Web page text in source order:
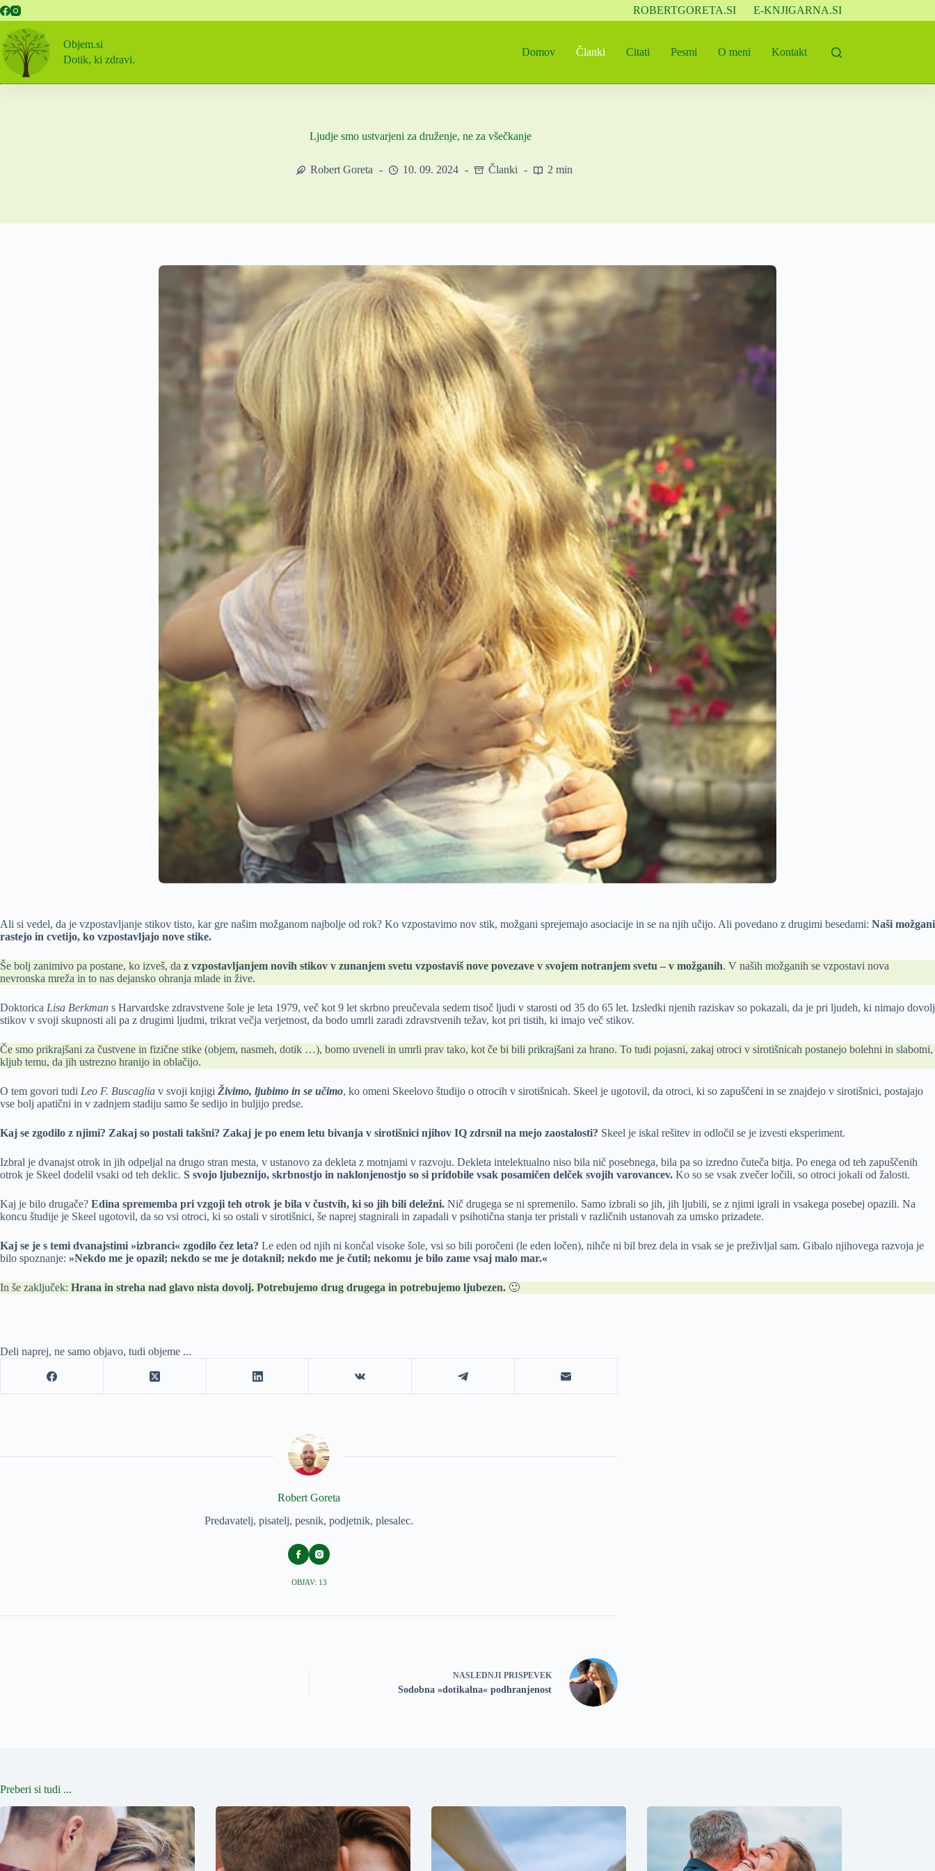
Skip
to
content
ROBERTGORETA.SI E-KNJIGARNA.SI
Objem.si
Dotik, ki zdravi.
Domov Članki Citati Pesmi O meni Kontakt
Ljudje smo ustvarjeni za druženje, ne za všečkanje
Robert Goreta 10. 09. 2024 Članki 2 min
Ali si vedel, da je vzpostavljanje stikov tisto, kar gre našim možganom najbolje od rok? Ko vzpostavimo nov stik, možgani sprejemajo asociacije in se na njih učijo. Ali povedano z drugimi besedami: Naši možgani
rastejo in cvetijo, ko vzpostavljajo nove stike.
Še bolj zanimivo pa postane, ko izveš, da z vzpostavljanjem novih stikov v zunanjem svetu vzpostaviš nove povezave v svojem notranjem svetu – v možganih. V naših možganih se vzpostavi nova
nevronska mreža in to nas dejansko ohranja mlade in žive.
Doktorica Lisa Berkman s Harvardske zdravstvene šole je leta 1979, več kot 9 let skrbno preučevala sedem tisoč ljudi v starosti od 35 do 65 let. Izsledki njenih raziskav so pokazali, da je pri ljudeh, ki nimajo dovolj
stikov v svoji skupnosti ali pa z drugimi ljudmi, trikrat večja verjetnost, da bodo umrli zaradi zdravstvenih težav, kot pri tistih, ki imajo več stikov.
Če smo prikrajšani za čustvene in fizične stike (objem, nasmeh, dotik …), bomo uveneli in umrli prav tako, kot če bi bili prikrajšani za hrano. To tudi pojasni, zakaj otroci v sirotišnicah postanejo bolehni in slabotni,
kljub temu, da jih ustrezno hranijo in oblačijo.
O tem govori tudi Leo F. Buscaglia v svoji knjigi Živimo, ljubimo in se učimo, ko omeni Skeelovo študijo o otrocih v sirotišnicah. Skeel je ugotovil, da otroci, ki so zapuščeni in se znajdejo v sirotišnici, postajajo
vse bolj apatični in v zadnjem stadiju samo še sedijo in buljijo predse.
Kaj se zgodilo z njimi? Zakaj so postali takšni? Zakaj je po enem letu bivanja v sirotišnici njihov IQ zdrsnil na mejo zaostalosti? Skeel je iskal rešitev in odločil se je izvesti eksperiment.
Izbral je dvanajst otrok in jih odpeljal na drugo stran mesta, v ustanovo za dekleta z motnjami v razvoju. Dekleta intelektualno niso bila nič posebnega, bila pa so izredno čuteča bitja. Po enega od teh zapuščenih
otrok je Skeel dodelil vsaki od teh deklic. S svojo ljubeznijo, skrbnostjo in naklonjenostjo so si pridobile vsak posamičen delček svojih varovancev. Ko so se vsak zvečer ločili, so otroci jokali od žalosti.
Kaj je bilo drugače? Edina sprememba pri vzgoji teh otrok je bila v čustvih, ki so jih bili deležni. Nič drugega se ni spremenilo. Samo izbrali so jih, jih ljubili, se z njimi igrali in vsakega posebej opazili. Na
koncu študije je Skeel ugotovil, da so vsi otroci, ki so ostali v sirotišnici, še naprej stagnirali in zapadali v psihotična stanja ter pristali v različnih ustanovah za umsko prizadete.
Kaj se je s temi dvanajstimi »izbranci« zgodilo čez leta? Le eden od njih ni končal visoke šole, vsi so bili poročeni (le eden ločen), nihče ni bil brez dela in vsak se je preživljal sam. Gibalo njihovega razvoja je
bilo spoznanje: »Nekdo me je opazil; nekdo se me je dotaknil; nekdo me je čutil; nekomu je bilo zame vsaj malo mar.«
In še zaključek: Hrana in streha nad glavo nista dovolj. Potrebujemo drug drugega in potrebujemo ljubezen. 🙂
Deli naprej, ne samo objavo, tudi objeme ...
Robert Goreta
Predavatelj, pisatelj, pesnik, podjetnik, plesalec.
OBJAV: 13
NASLEDNJI PRISPEVEK
Sodobna »dotikalna« podhranjenost
Preberi si tudi ...